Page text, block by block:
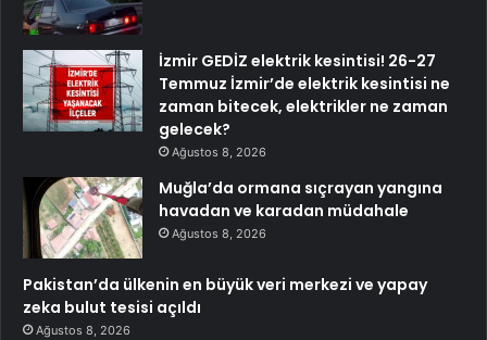
İzmir GEDİZ elektrik kesintisi! 26-27
Temmuz İzmir’de elektrik kesintisi ne
zaman bitecek, elektrikler ne zaman
gelecek?
Ağustos 8, 2026
Muğla’da ormana sıçrayan yangına
havadan ve karadan müdahale
Ağustos 8, 2026
Pakistan’da ülkenin en büyük veri merkezi ve yapay
zeka bulut tesisi açıldı
Ağustos 8, 2026